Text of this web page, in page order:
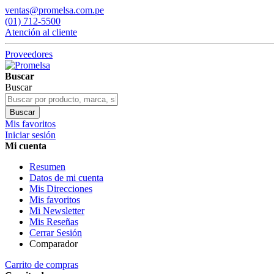
ventas@promelsa.com.pe
(01) 712-5500
Atención al cliente
Proveedores
Buscar
Buscar
Buscar
Mis favoritos
Iniciar sesión
Mi cuenta
Resumen
Datos de mi cuenta
Mis Direcciones
Mis favoritos
Mi Newsletter
Mis Reseñas
Cerrar Sesión
Comparador
Carrito de compras